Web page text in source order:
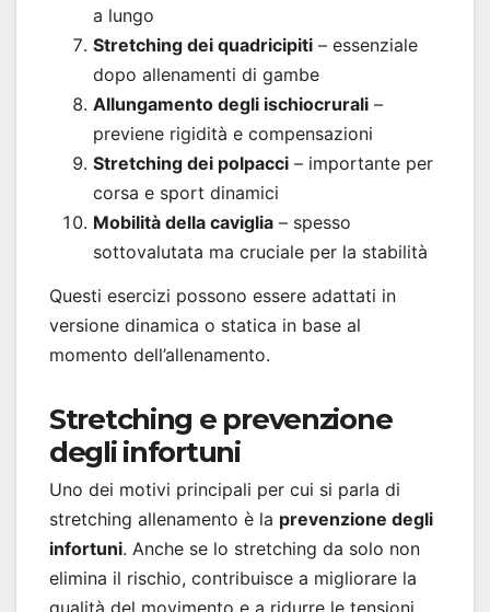
a lungo
Stretching dei quadricipiti – essenziale
dopo allenamenti di gambe
Allungamento degli ischiocrurali –
previene rigidità e compensazioni
Stretching dei polpacci – importante per
corsa e sport dinamici
Mobilità della caviglia – spesso
sottovalutata ma cruciale per la stabilità
Questi esercizi possono essere adattati in
versione dinamica o statica in base al
momento dell’allenamento.
Stretching e prevenzione
degli infortuni
Uno dei motivi principali per cui si parla di
stretching allenamento è la prevenzione degli
infortuni. Anche se lo stretching da solo non
elimina il rischio, contribuisce a migliorare la